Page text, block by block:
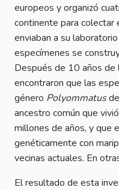
europeos y organizó
continente para colectar
enviaban a su
especímenes se
Después de 10 años de
encontraron que las
género Polyommatus
ancestro común que
millones de años, y que
genéticamente con
vecinas actuales. En
El resultado de esta